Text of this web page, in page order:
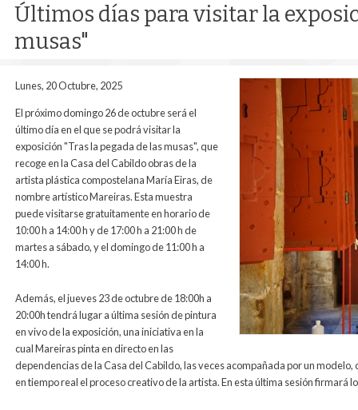
Últimos días para visitar la
musas"
Lunes, 20 Octubre, 2025
El próximo domingo 26 de octubre será el
último día en el que se podrá visitar la
exposición "Tras la pegada de las musas", que
recoge en la Casa del Cabildo obras de la
artista plástica compostelana María Eiras, de
nombre artístico Mareiras. Esta muestra
puede visitarse gratuitamente en horario de
10:00 h a 14:00 h y de 17:00 h a 21:00 h de
martes a sábado, y el domingo de 11:00 h a
14:00 h.
Además, el jueves 23 de octubre de 18:00h a
20:00h tendrá lugar a última sesión de pintura
en vivo de la exposición, una iniciativa en la
cual Mareiras pinta en directo en las
dependencias de la Casa del Cabildo, las veces acompañada por un
en tiempo real el proceso creativo de la artista. En esta última sesión firmará